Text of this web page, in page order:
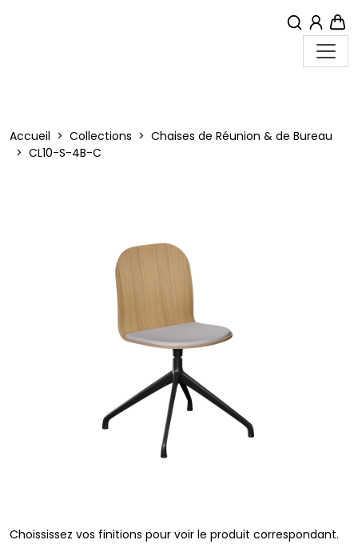
Menu
Accueil Collections
Chaises de Réunion & de Bureau
CL10-S-4B-C
Choississez vos finitions pour voir le produit correspondant.